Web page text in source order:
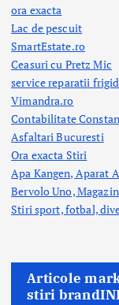
ora exacta
Lac de pescuit
SmartEstate.ro
Ceasuri cu Pretz Mic
service reparatii
Vimandra.ro
Contabilitate
Asfaltari Bucuresti
Ora exacta Stiri
Apa Kangen, Aparat
Bervolo Uno,
Stiri sport, fotbal,
Articole
stiri